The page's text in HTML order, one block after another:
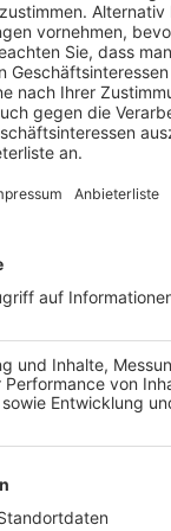
07.10.2019 14:55
Spürck den
große Neubau
sowie
wollen nach
Sindorf ein
hat das
mit Vertretungen